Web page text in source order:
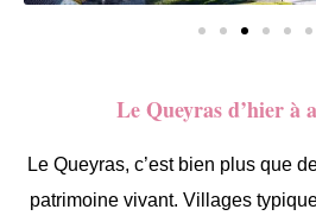
Le Queyras d’hier à
Le Queyras, c’est bien plus que
patrimoine vivant. Villages